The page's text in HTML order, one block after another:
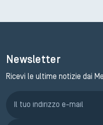
Newsletter
Ricevi le ultime notizie dai